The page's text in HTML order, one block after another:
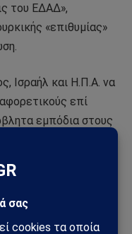
του ΕΔΑΔ»,
«επιθυμίας»
Ισραήλ και Η.Π.Α. να
επί
εμπόδια στους
μικρά και σταθερά
μελλοντική